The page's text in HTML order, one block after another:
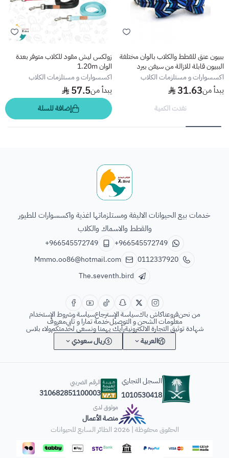
ببيون عنق للقطط والكلاب بالوان مختلفة
الببيون قابلة للازالة من سيفن بيرد
اكسسوارات و مستلزمات الكلاب
يبدأ من31.63
نفدت الكمية
زولكس ليش مقود للكلاب متوفر بعدة
الوان 1.20m
اكسسوارات و مستلزمات الكلاب
يبدأ من57.5
إضافة للسلة
خدمات بيع الحيوانات الاليفة ومستلزماتها اغذية واكسسوارات للطيور
والقطط والاسماك والكلاب
+966545572749
+966545572749
0112337920
Mmmo.oo86@hotmail.com
The.seventh.bird
من نحنفروعناكاش باكسياسة الإسترجاعسياسة وشروط الإستخدام
معلومات الشحن و التوصيلخدمة تمارا و تابيمعروف
شهادة توثيق التجارة الالكترونيةرأيك يهمنا ونسعى لخدمتكمولاء بلاس
العربية
ريال سعودي
السجل التجاري
1010530418
الرقم الضريبي
310682851100003
موثوق لدى
منصة الأعمال
الحقوق محفوظة | 2026
الطائر السابع للحيوانات